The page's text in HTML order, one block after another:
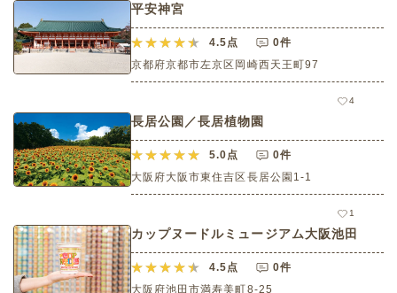
平安神宮
4.5点
0件
京都府京都市左京区岡崎西天王町97
4
長居公園／長居植物園
5.0点
0件
大阪府大阪市東住吉区長居公園1-1
1
カップヌードルミュージアム大阪池田
4.5点
0件
大阪府池田市満寿美町8-25